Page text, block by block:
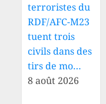
terroristes du
RDF/AFC-M23
tuent trois
civils dans des
tirs de mo…
8 août 2026